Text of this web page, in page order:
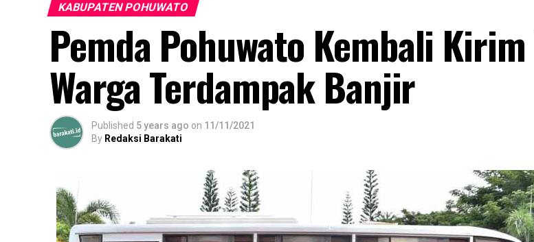
KABUPATEN POHUWATO
Pemda Pohuwato Kembali
Warga Terdampak Banjir
Published 5 years ago on 11/11/2021
By Redaksi Barakati